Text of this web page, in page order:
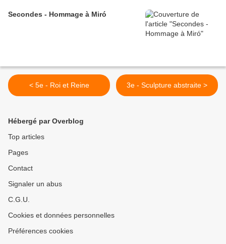
Secondes - Hommage à Miró
< 5e - Roi et Reine 3e - Sculpture abstraite >
Hébergé par Overblog
Top articles
Pages
Contact
Signaler un abus
C.G.U.
Cookies et données personnelles
Préférences cookies